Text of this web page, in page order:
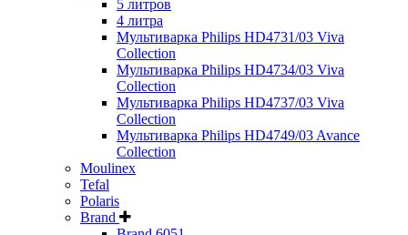
5 литров
4 литра
Мультиварка Philips HD4731/03 Viva
Collection
Мультиварка Philips HD4734/03 Viva
Collection
Мультиварка Philips HD4737/03 Viva
Collection
Мультиварка Philips HD4749/03 Avance
Collection
Moulinex
Tefal
Polaris
Brand